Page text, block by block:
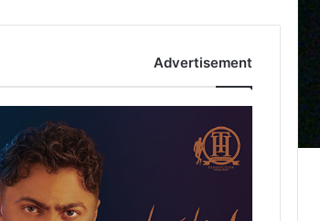
Advertisement